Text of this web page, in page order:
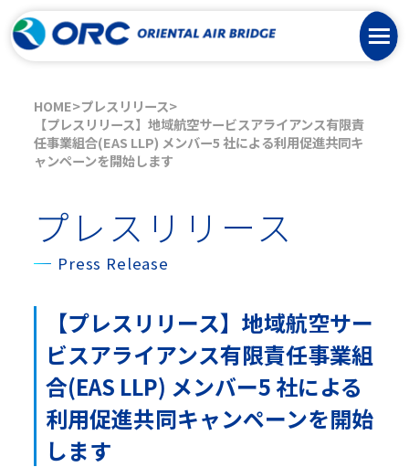
HOME プレスリリース
【プレスリリース】地域航空サービスアライアンス有限責
任事業組合(EAS LLP) メンバー5 社による利用促進共同キ
ャンペーンを開始します
プレスリリース
Press Release
【プレスリリース】地域航空サー
ビスアライアンス有限責任事業組
合(EAS LLP) メンバー5 社による
利用促進共同キャンペーンを開始
します